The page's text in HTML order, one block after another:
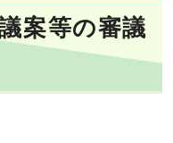
案等の審議